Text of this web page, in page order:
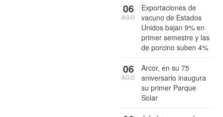
Exportaciones de
vacuno de Estados
Unidos bajan 9% en
primer semestre y las
de porcino suben 4%
06
AGO
Arcor, en su 75
aniversario inaugura
su primer Parque
Solar
06
AGO